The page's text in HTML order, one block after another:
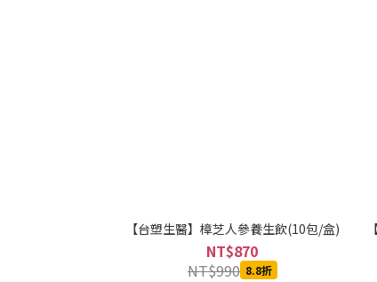
【台塑生醫】樟芝人參養生飲(10包/盒)
NT$870
NT$990 8.8折